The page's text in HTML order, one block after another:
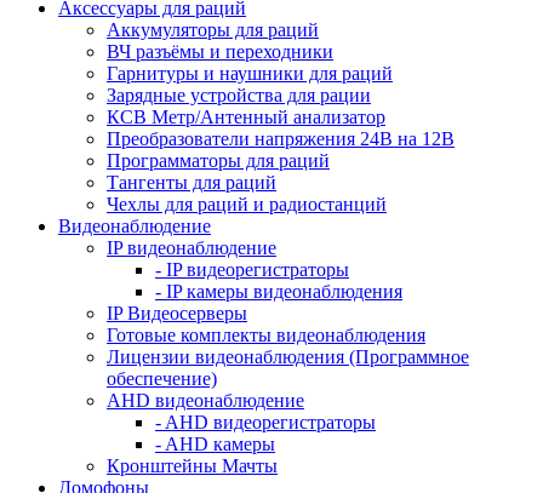
Аксессуары для раций
Аккумуляторы для раций
ВЧ разъёмы и переходники
Гарнитуры и наушники для раций
Зарядные устройства для рации
КСВ Метр/Антенный анализатор
Преобразователи напряжения 24В на 12В
Программаторы для раций
Тангенты для раций
Чехлы для раций и радиостанций
Видеонаблюдение
IP видеонаблюдение
- IP видеорегистраторы
- IP камеры видеонаблюдения
IP Видеосерверы
Готовые комплекты видеонаблюдения
Лицензии видеонаблюдения (Программное
обеспечение)
AHD видеонаблюдение
- AHD видеорегистраторы
- AHD камеры
Кронштейны Мачты
Домофоны